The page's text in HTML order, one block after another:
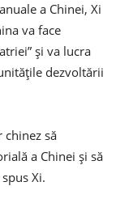
a Chinei, Xi
va face
și va lucra
dezvoltării
chinez să
a Chinei și să
Xi.